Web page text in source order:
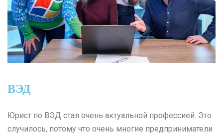
ВЭД
Юрист по ВЭД стал очень актуальной профессией. Это
случилось, потому что очень многие предприниматели